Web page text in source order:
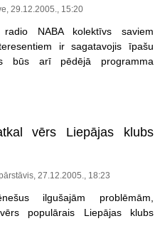
29.12.2005., 15:20
NABA kolektīvs saviem
ir sagatavojis īpašu
būs arī pēdējā programma
vērs Liepājas klubs
27.12.2005., 18:23
ilgušajām problēmām,
populārais Liepājas klubs